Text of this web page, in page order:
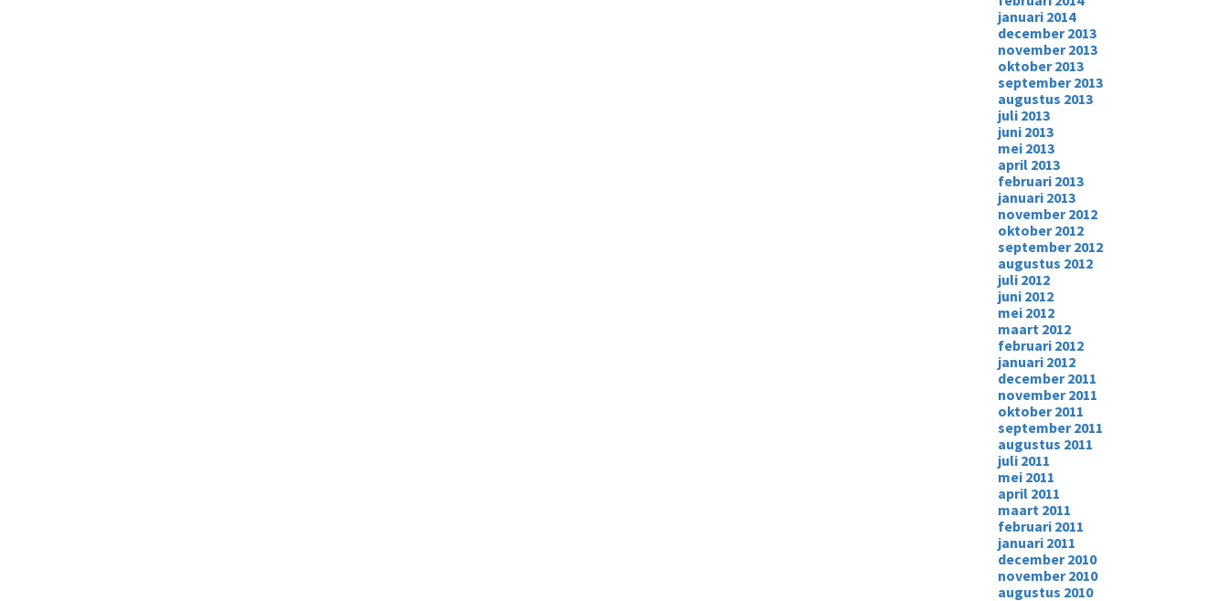
januari 2014
december 2013
november 2013
oktober 2013
september 2013
augustus 2013
juli 2013
juni 2013
mei 2013
april 2013
februari 2013
januari 2013
november 2012
oktober 2012
september 2012
augustus 2012
juli 2012
juni 2012
mei 2012
maart 2012
februari 2012
januari 2012
december 2011
november 2011
oktober 2011
september 2011
augustus 2011
juli 2011
mei 2011
april 2011
maart 2011
februari 2011
januari 2011
december 2010
november 2010
augustus 2010